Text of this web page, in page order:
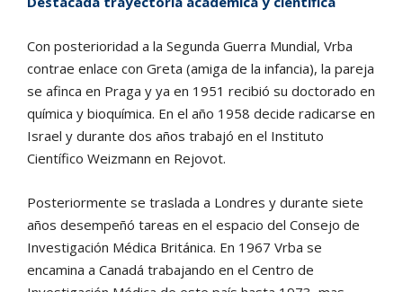
Con posterioridad a la Segunda Guerra Mundial, Vrba
contrae enlace con Greta (amiga de la infancia), la pareja
se afinca en Praga y ya en 1951 recibió su doctorado en
química y bioquímica. En el año 1958 decide radicarse en
Israel y durante dos años trabajó en el Instituto
Científico Weizmann en Rejovot.
Posteriormente se traslada a Londres y durante siete
años desempeñó tareas en el espacio del Consejo de
Investigación Médica Británica. En 1967 Vrba se
encamina a Canadá trabajando en el Centro de